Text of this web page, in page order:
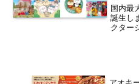
ロア
ニュ
国内最
誕生し
クター